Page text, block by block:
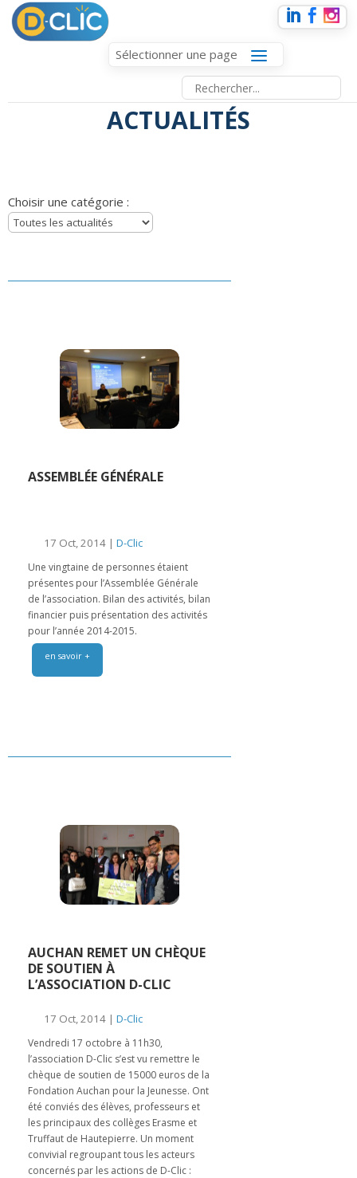
Sélectionner une page
ACTUALITÉS
Choisir une catégorie :
ASSEMBLÉE GÉNÉRALE
17 Oct, 2014 | D-Clic
Une vingtaine de personnes étaient
présentes pour l’Assemblée Générale
de l’association. Bilan des activités, bilan
financier puis présentation des activités
pour l’année 2014-2015.
en savoir +
AUCHAN REMET UN CHÈQUE
DE SOUTIEN À
L’ASSOCIATION D-CLIC
17 Oct, 2014 | D-Clic
Vendredi 17 octobre à 11h30,
l’association D-Clic s’est vu remettre le
chèque de soutien de 15000 euros de la
Fondation Auchan pour la Jeunesse. Ont
été conviés des élèves, professeurs et
les principaux des collèges Erasme et
Truffaut de Hautepierre. Un moment
convivial regroupant tous les acteurs
concernés par les actions de D-Clic :